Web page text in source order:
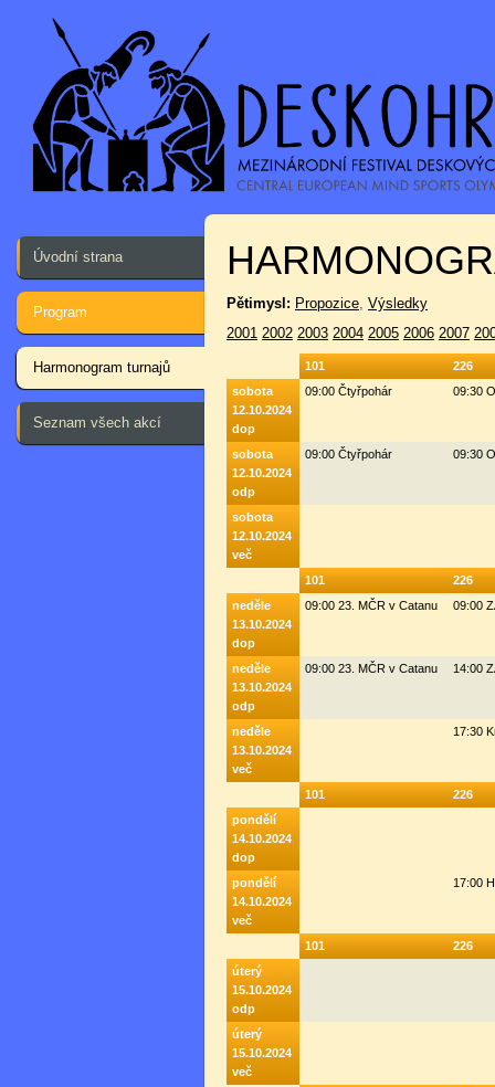
Úvodní strana
Program
Harmonogram turnajů
Seznam všech akcí
Pětimysl: Propozice, Výsledky
2001 2002 2003 2004 2005 2006 2007
101
226
sobota
12.10.2024
dop
09:00 Čtyřpohár 09:30
sobota
12.10.2024
odp
09:00 Čtyřpohár 09:30
sobota
12.10.2024
več
101
226
neděle
13.10.2024
dop
09:00 23. MČR v Catanu 09:00
neděle
13.10.2024
odp
09:00 23. MČR v Catanu 14:00
neděle
13.10.2024
več
17:30
101
226
pondělí
14.10.2024
dop
pondělí
14.10.2024
več
17:00
101
226
úterý
15.10.2024
odp
úterý
15.10.2024
več